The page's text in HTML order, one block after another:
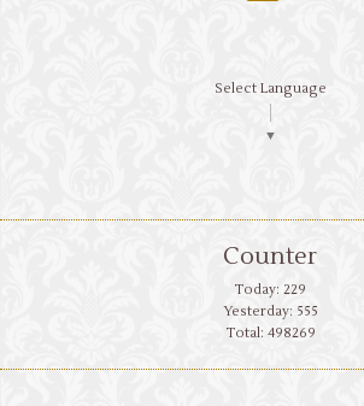
Select Language
▼
Counter
Today: 229
Yesterday: 555
Total: 498269